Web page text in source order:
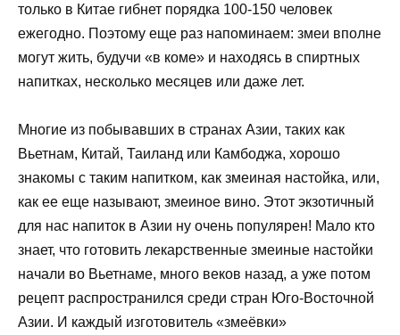
только в Китае гибнет порядка 100-150 человек
ежегодно. Поэтому еще раз напоминаем: змеи вполне
могут жить, будучи «в коме» и находясь в спиртных
напитках, несколько месяцев или даже лет.
Многие из побывавших в странах Азии, таких как
Вьетнам, Китай, Таиланд или Камбоджа, хорошо
знакомы с таким напитком, как змеиная настойка, или,
как ее еще называют, змеиное вино. Этот экзотичный
для нас напиток в Азии ну очень популярен! Мало кто
знает, что готовить лекарственные змеиные настойки
начали во Вьетнаме, много веков назад, а уже потом
рецепт распространился среди стран Юго-Восточной
Азии. И каждый изготовитель «змеёвки»